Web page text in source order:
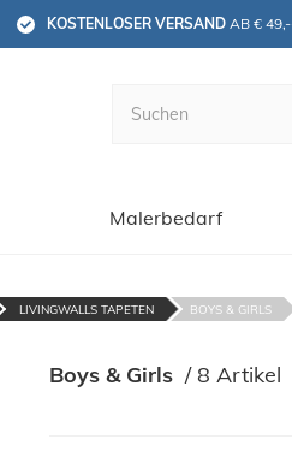
KOSTENLOSER VERSAND AB €
Malerbedarf
LIVINGWALLS TAPETEN BOYS & GIRLS
Boys & Girls / 8 Artikel